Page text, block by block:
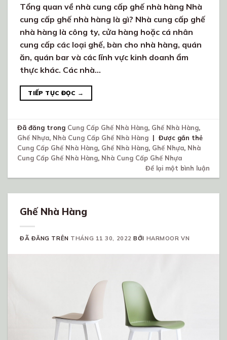
Tổng quan về nhà cung cấp ghế nhà hàng Nhà
cung cấp ghế nhà hàng là gì? Nhà cung cấp ghế
nhà hàng là công ty, cửa hàng hoặc cá nhân
cung cấp các loại ghế, bàn cho nhà hàng, quán
ăn, quán bar và các lĩnh vực kinh doanh ẩm
thực khác. Các nhà…
TIẾP TỤC ĐỌC →
Đã đăng trong Cung Cấp Ghế Nhà Hàng, Ghế Nhà Hàng,
Ghế Nhựa, Nhà Cung Cấp Ghế Nhà Hàng | Được gắn thẻ
Cung Cấp Ghế Nhà Hàng, Ghế Nhà Hàng, Ghế Nhựa, Nhà
Cung Cấp Ghế Nhà Hàng, Nhà Cung Cấp Ghế Nhựa
Để lại một bình luận
Ghế Nhà Hàng
ĐÃ ĐĂNG TRÊN THÁNG 11 30, 2022 BỞI HARMOOR VN